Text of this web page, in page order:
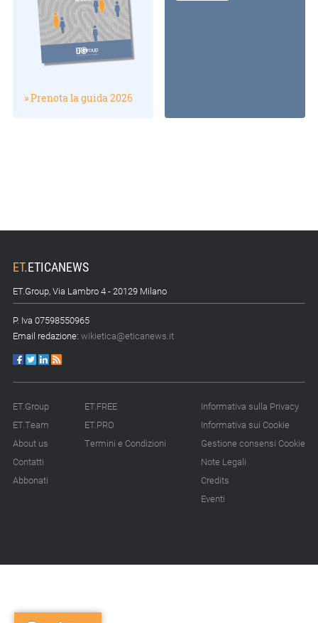
» Prenota la guida 2026
ET.ETICANEWS
ET.Group, Via Lambro 4 - 20129 Milano
P. Iva 07598550965
Email redazione: wikietica@eticanews.it
ET.Group
ET.Team
About us
Contatti
Abbonati
ET.FREE
ET.PRO
Termini e Condizioni
Informativa sulla Privacy
Informativa sui Cookie
Gestione consensi Cookie
Note Legali
Credits
Eventi